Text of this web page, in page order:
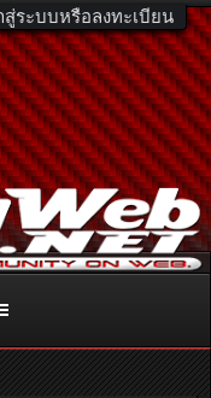
สู่ระบบหรือลงทะเบียน
หรือโทร. 081-811-1138
ม คลิกที่นี่